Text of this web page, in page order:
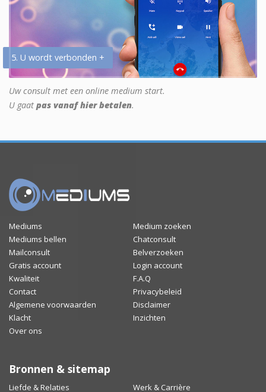
5. U wordt verbonden +
Uw consult met een online medium start.
U gaat pas vanaf hier betalen.
Mediums
Medium zoeken
Mediums bellen
Chatconsult
Mailconsult
Belverzoeken
Gratis account
Login account
Kwaliteit
F.A.Q
Contact
Privacybeleid
Algemene voorwaarden
Disclaimer
Klacht
Inzichten
Over ons
Bronnen & sitemap
Liefde & Relaties Werk & Carrière